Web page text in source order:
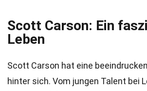
Scott Carson: Ein
Leben
Scott Carson hat eine
hinter sich. Vom jungen Talent bei